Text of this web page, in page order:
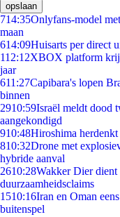
opslaan
714:35Onlyfans-model
maan
614:09Huisarts per direct
112:12XBOX platform
jaar
611:27Capibara's lopen
binnen
2910:59Israël meldt dood
aangekondigd
910:48Hiroshima
810:32Drone met
hybride aanval
2610:28Wakker Dier dient
duurzaamheidsclaims
1510:16Iran en Oman
buitenspel